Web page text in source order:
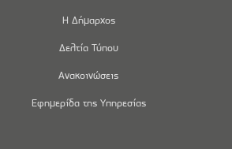
Η Δήμαρχος
Δελτία Τύπου
Ανακοινώσεις
Εφημερίδα της Υπηρεσίας